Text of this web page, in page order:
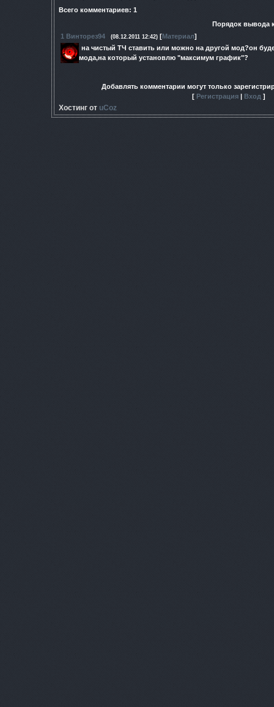
Всего комментариев: 1
Порядок вывода
1 Винторез94 (08.12.2011 12:42) [Материал]
на чистый ТЧ ставить или можно на другой мод?он
мода,на который установлю "максимум график"?
Добавлять комментарии могут только
[ Регистрация | Вход ]
Хостинг от uCoz